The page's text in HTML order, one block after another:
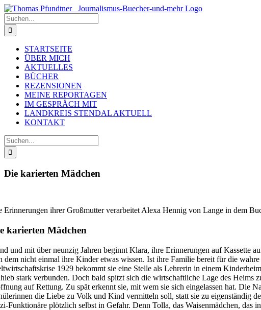
Zum
Inhalt
springen
Suche
nach:
STARTSEITE
ÜBER MICH
AKTUELLES
BÜCHER
REZENSIONEN
MEINE REPORTAGEN
IM GESPRÄCH MIT
LANDKREIS STENDAL AKTUELL
KONTAKT
Suche
nach:
Die karierten Mädchen
Erinnerungen ihrer Großmutter verarbeitet Alexa Hennig von Lange in dem
karierten Mädchen
und mit über neunzig Jahren beginnt Klara, ihre Erinnerungen auf Kassette
dem nicht einmal ihre Kinder etwas wissen. Ist ihre Familie bereit für die
1929 bekommt sie eine Stelle als Lehrerin in einem
stark verbunden. Doch bald spitzt sich die wirtschaftliche Lage des Heims
auf Rettung. Zu spät erkennt sie, mit wem sie sich eingelassen hat. Die
die Liebe zu Volk und Kind vermitteln soll, statt sie zu eigenständig
Funktionäre plötzlich selbst in Gefahr. Denn Tolla, das Waisenmädchen, das